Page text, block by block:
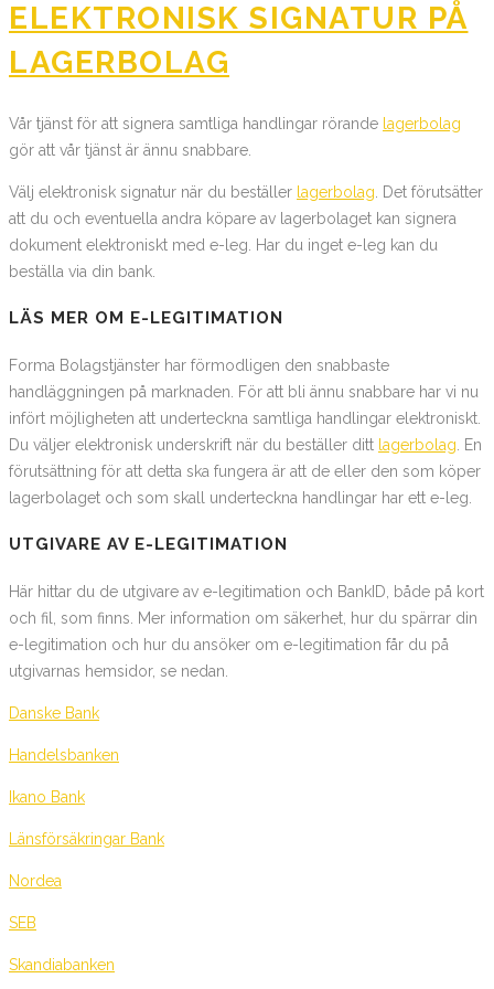
ELEKTRONISK SIGNATUR PÅ
LAGERBOLAG
Vår tjänst för att signera samtliga handlingar rörande lagerbolag
gör att vår tjänst är ännu snabbare.
Välj elektronisk signatur när du beställer lagerbolag. Det förutsätter
att du och eventuella andra köpare av lagerbolaget kan signera
dokument elektroniskt med e-leg. Har du inget e-leg kan du
beställa via din bank.
LÄS MER OM E-LEGITIMATION
Forma Bolagstjänster har förmodligen den snabbaste
handläggningen på marknaden. För att bli ännu snabbare har vi nu
infört möjligheten att underteckna samtliga handlingar elektroniskt.
Du väljer elektronisk underskrift när du beställer ditt lagerbolag. En
förutsättning för att detta ska fungera är att de eller den som köper
lagerbolaget och som skall underteckna handlingar har ett e-leg.
UTGIVARE AV E-LEGITIMATION
Här hittar du de utgivare av e-legitimation och BankID, både på kort
och fil, som finns. Mer information om säkerhet, hur du spärrar din
e-legitimation och hur du ansöker om e-legitimation får du på
utgivarnas hemsidor, se nedan.
Danske Bank
Handelsbanken
Ikano Bank
Länsförsäkringar Bank
Nordea
SEB
Skandiabanken